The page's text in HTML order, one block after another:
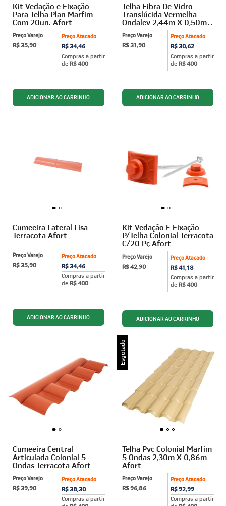
Kit Vedação e Fixação
Para Telha Plan Marfim
Com 20un. Afort
Preço Atacado
R$ 34,46
Compras a partir
de R$ 400
Preço Varejo
R$ 35,90
Telha Fibra De Vidro
Translúcida Vermelha
Ondalev 2,44m X 0,50m
Preço Atacado
R$ 30,62
Compras a partir
de R$ 400
Preço Varejo
R$ 31,90
Cumeeira Lateral Lisa
Terracota Afort
Preço Atacado
R$ 34,46
Compras a partir
de R$ 400
Preço Varejo
R$ 35,90
Kit Vedação E Fixação
P/Telha Colonial Terracota
C/20 Pç Afort
Preço Atacado
R$ 41,18
Compras a partir
de R$ 400
Preço Varejo
R$ 42,90
Cumeeira Central
Articulada Colonial 5
Ondas Terracota Afort
Preço Atacado
R$ 38,30
Compras a partir
Preço Varejo
R$ 39,90
Esgotado
Telha Pvc Colonial Marfim
5 Ondas 2,30m X 0,86m
Afort
Preço Atacado
R$ 92,99
Compras a partir
Preço Varejo
R$ 96,86